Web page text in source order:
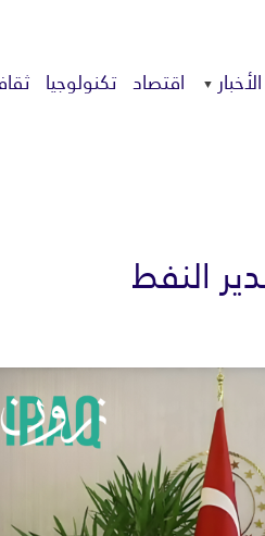
الأخبار اقتصاد تكنولوجيا
النفط